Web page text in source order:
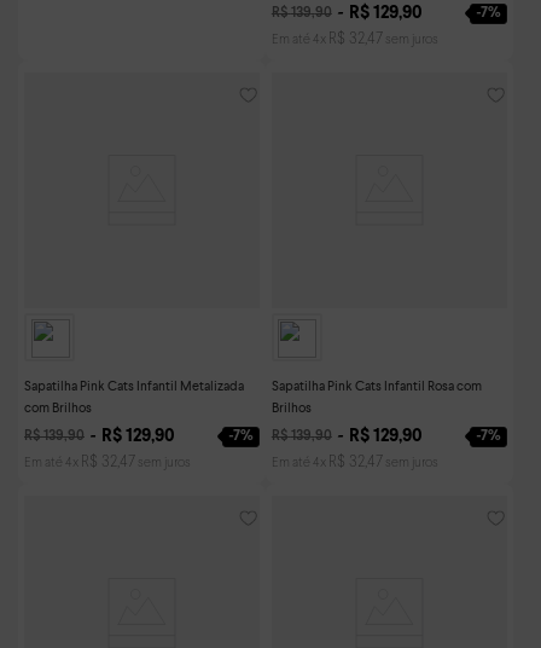
R$139,90 R$ 129,90 -7%
Em até x R$ 32,47 sem juros
Sapatilha Pink Cats Infantil Metalizada
com Brilhos
R$139,90 R$ 129,90 -7%
Em até x R$ 32,47 sem juros
Sapatilha Pink Cats Infantil Rosa com
Brilhos
R$139,90 R$ 129,90 -7%
Em até x R$ 32,47 sem juros